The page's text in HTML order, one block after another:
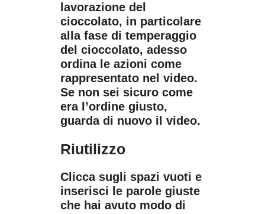
lavorazione del
cioccolato, in particolare
alla fase di temperaggio
del cioccolato, adesso
ordina le azioni come
rappresentato nel video.
Se non sei sicuro come
era l’ordine giusto,
guarda di nuovo il video.
Riutilizzo
Clicca sugli spazi vuoti e
inserisci le parole giuste
che hai avuto modo di